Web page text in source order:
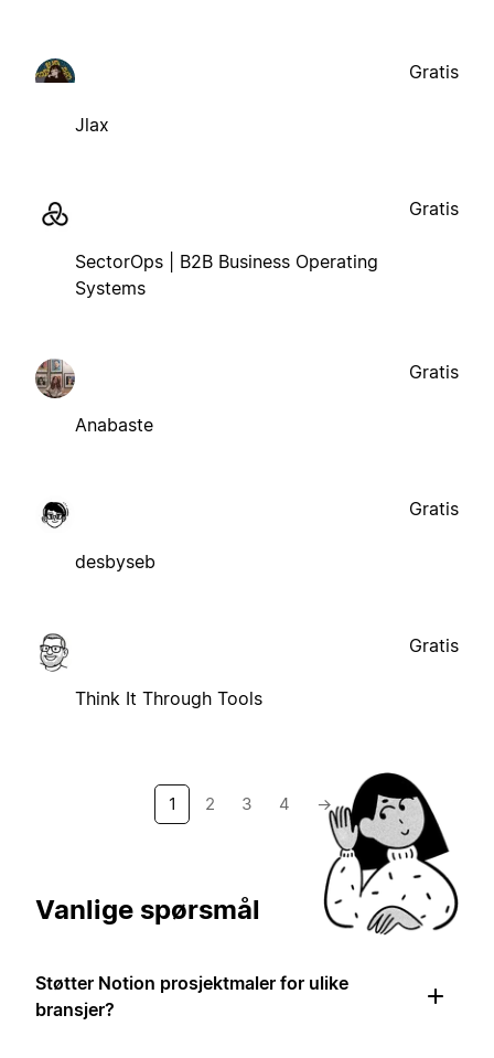
Jlax
Gratis
SectorOps | B2B Business Operating
Systems
Gratis
Anabaste
Gratis
desbyseb
Gratis
Think It Through Tools
Gratis
1 2 3 4 →
Vanlige spørsmål
Støtter Notion prosjektmaler for ulike
bransjer?